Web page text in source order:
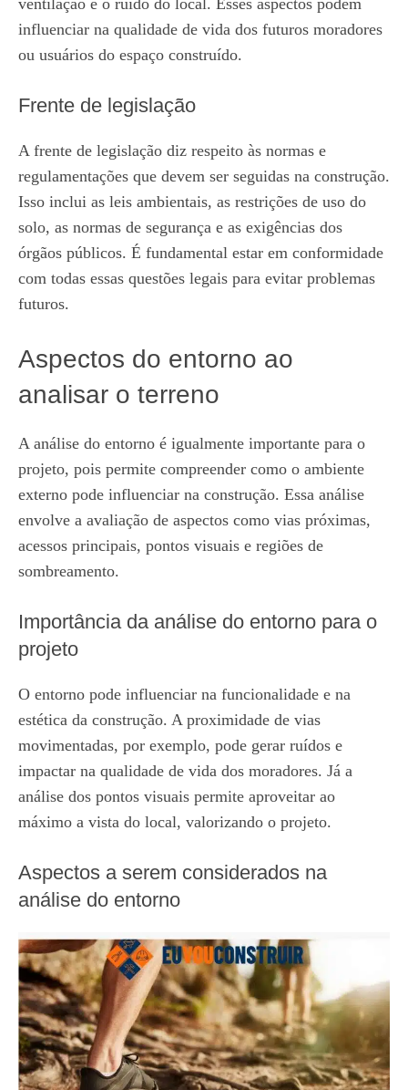
ventilação e o ruído do local. Esses aspectos podem
influenciar na qualidade de vida dos futuros moradores
ou usuários do espaço construído.
Frente de legislação
A frente de legislação diz respeito às normas e
regulamentações que devem ser seguidas na construção.
Isso inclui as leis ambientais, as restrições de uso do
solo, as normas de segurança e as exigências dos
órgãos públicos. É fundamental estar em conformidade
com todas essas questões legais para evitar problemas
futuros.
Aspectos do entorno ao
analisar o terreno
A análise do entorno é igualmente importante para o
projeto, pois permite compreender como o ambiente
externo pode influenciar na construção. Essa análise
envolve a avaliação de aspectos como vias próximas,
acessos principais, pontos visuais e regiões de
sombreamento.
Importância da análise do entorno para o
projeto
O entorno pode influenciar na funcionalidade e na
estética da construção. A proximidade de vias
movimentadas, por exemplo, pode gerar ruídos e
impactar na qualidade de vida dos moradores. Já a
análise dos pontos visuais permite aproveitar ao
máximo a vista do local, valorizando o projeto.
Aspectos a serem considerados na
análise do entorno